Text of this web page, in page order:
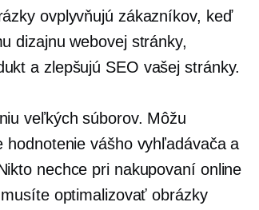
ovplyvňujú zákazníkov, keď
dizajnu webovej stránky,
a zlepšujú SEO vašej stránky.
veľkých súborov. Môžu
vášho vyhľadávača a
nechce pri nakupovaní online
optimalizovať obrázky